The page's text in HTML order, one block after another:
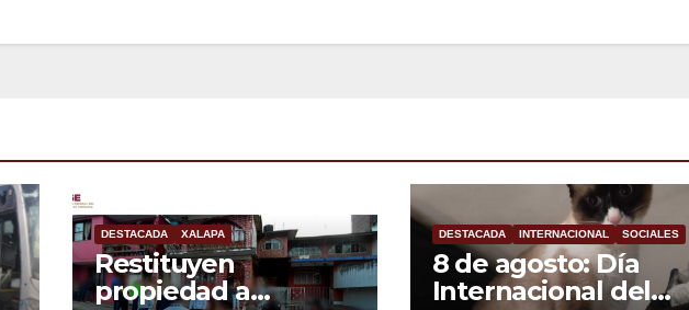
DESTACADA XALAPA
Restituyen
propiedad a
DESTACADA INTERNACIONAL SOCIALES
8 de agosto: Día
Internacional del